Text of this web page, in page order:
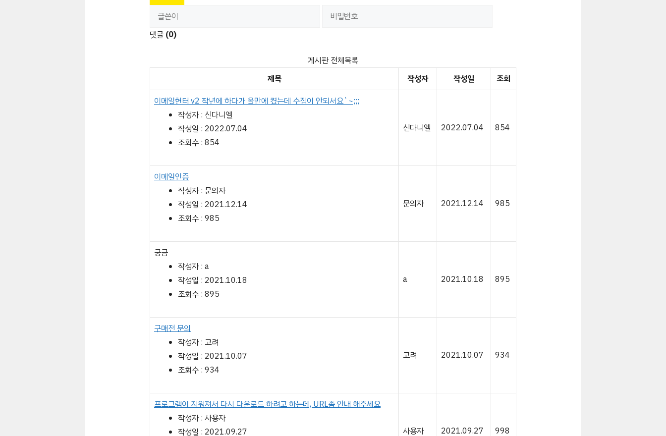
댓글 (0)
게시판 전체목록
제목
작성자 작성일
조회
이메일헌터 v2 작년에 하다가 올만에 켰는데 수집이 안되서요`~;;;
작성자 : 신다니엘
작성일 : 2022.07.04
조회수 : 854
신다니엘 2022.07.04 854
이메일인증
작성자 : 문의자
작성일 : 2021.12.14
조회수 : 985
문의자 2021.12.14 985
궁금
작성자 : a
작성일 : 2021.10.18
조회수 : 895
a 2021.10.18 895
구매전 문의
작성자 : 고려
작성일 : 2021.10.07
조회수 : 934
고려 2021.10.07 934
프로그램이 지워져서 다시 다운로드 하려고 하는데, URL좀 안내 해주세요
작성자 : 사용자
작성일 : 2021.09.27
사용자 2021.09.27 998